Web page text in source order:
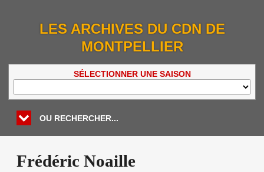
LES ARCHIVES DU CDN DE
MONTPELLIER
SÉLECTIONNER UNE SAISON
OU RECHERCHER...
Frédéric Noaille